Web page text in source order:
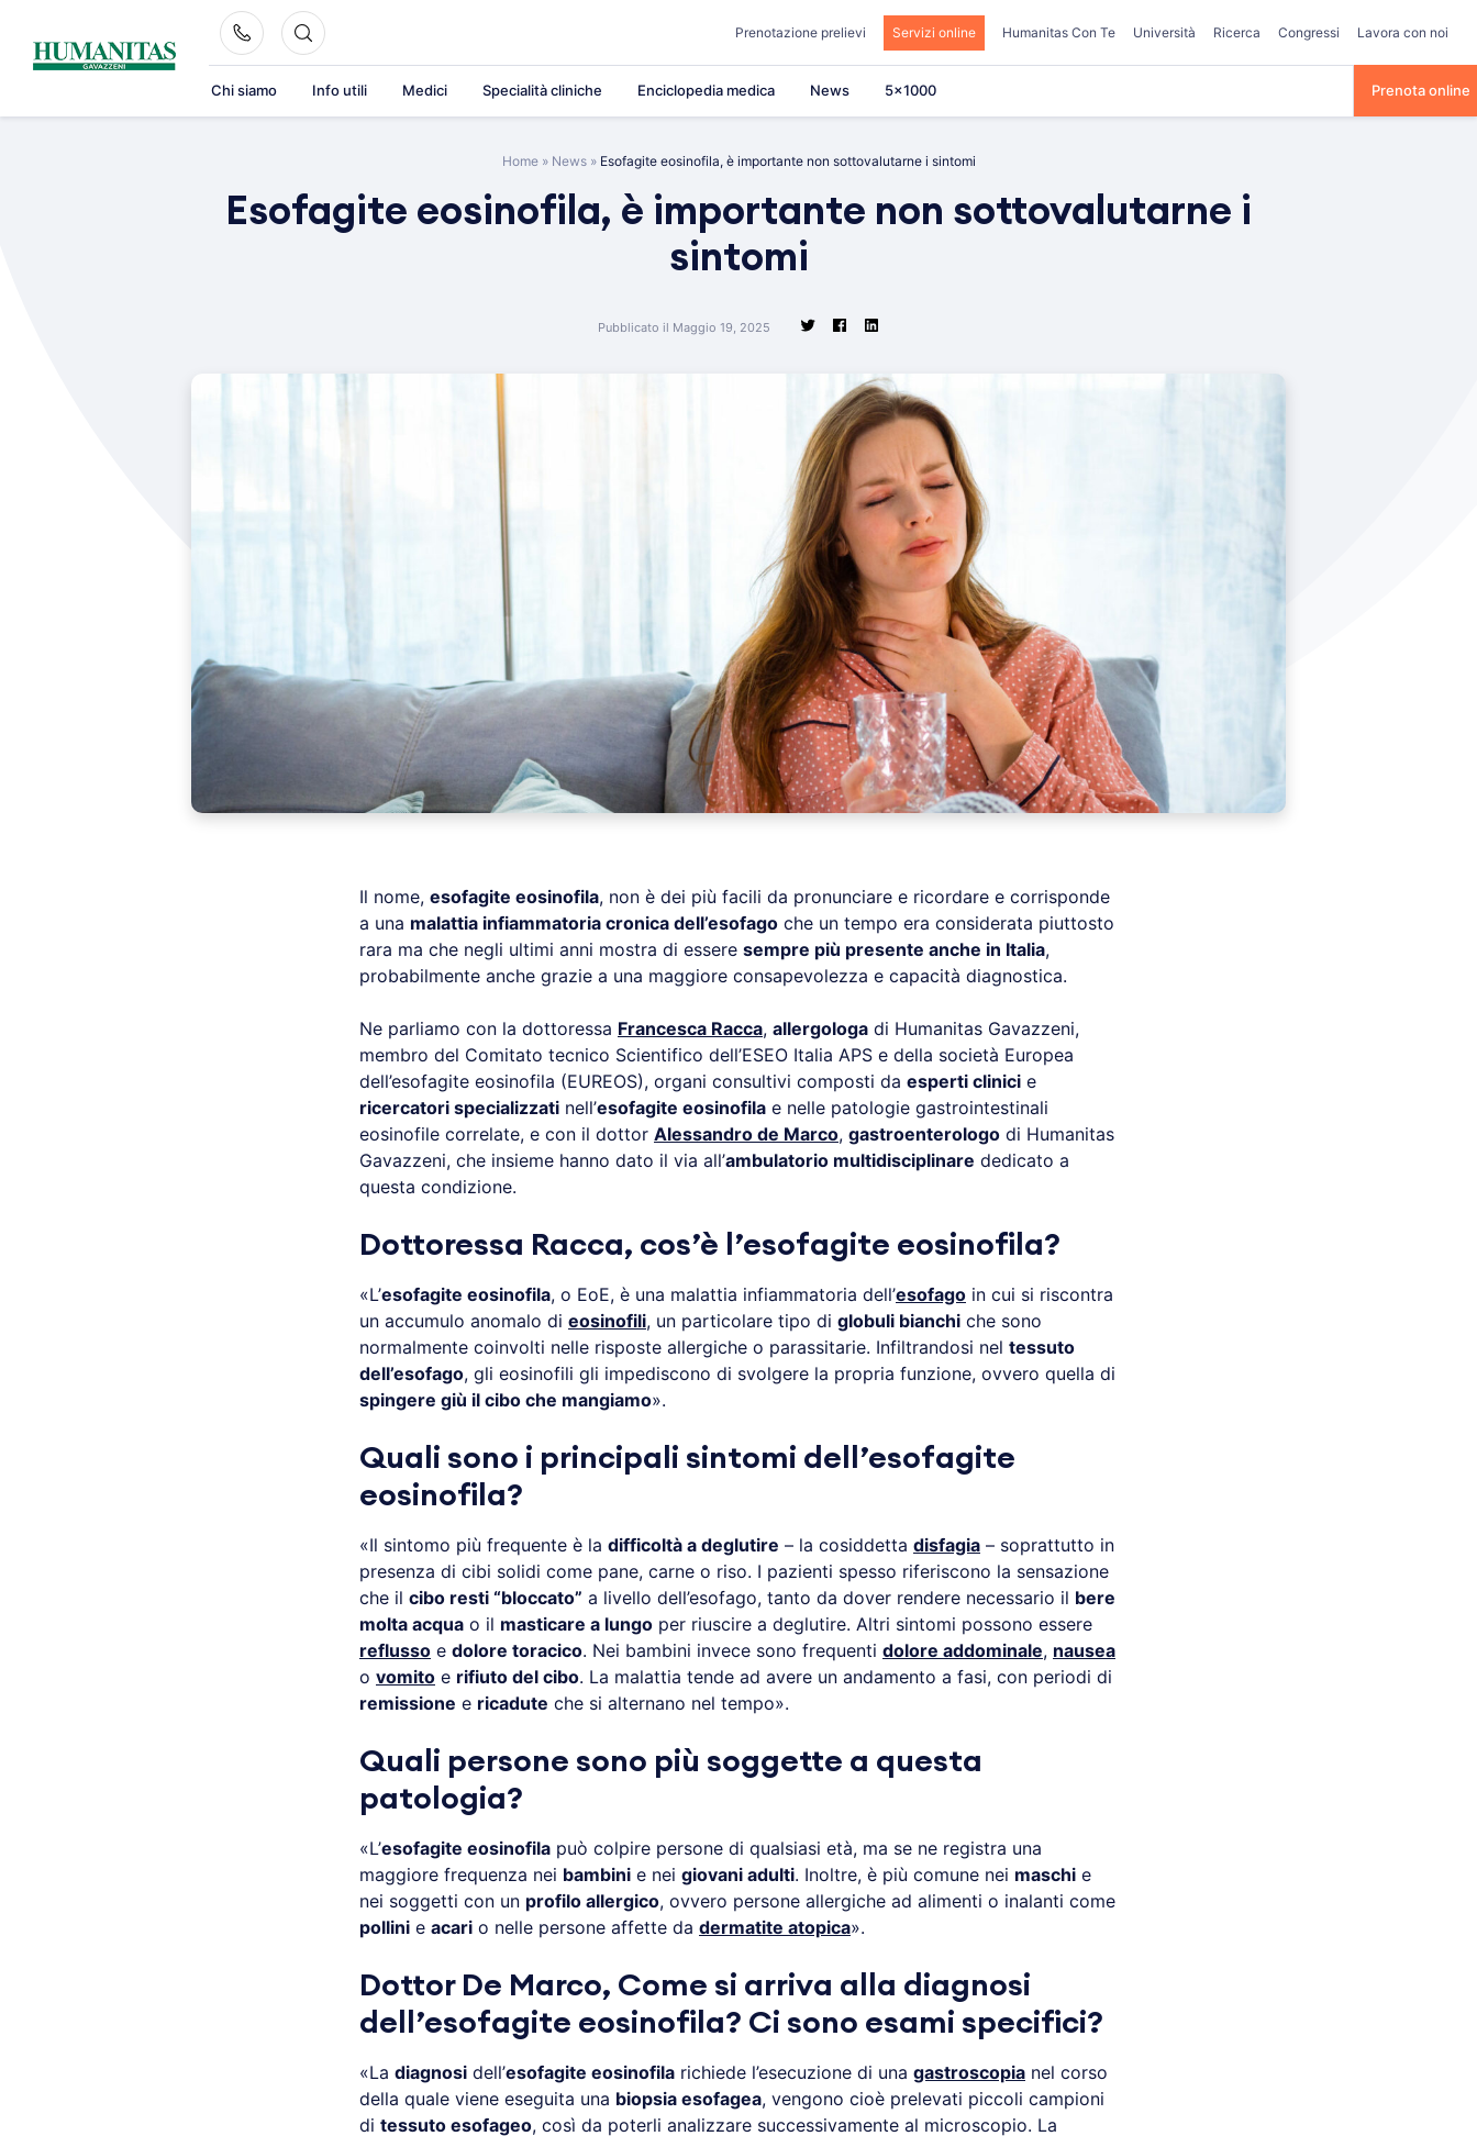
content
Prenotazione prelievi Servizi online Humanitas Con Te Università Ricerca Congressi Lavora con noi
Chi siamo Info utili Medici Specialità cliniche Enciclopedia medica News 5×1000 Prenota online
Home» News» Esofagite eosinofila, è importante non sottovalutarne i sintomi
Esofagite eosinofila, è importante non sottovalutarne i
sintomi
Pubblicato il Maggio 19, 2025
Il nome, esofagite eosinofila, non è dei più facili da pronunciare e ricordare e corrisponde
a una malattia infiammatoria cronica dell’esofago che un tempo era considerata piuttosto
rara ma che negli ultimi anni mostra di essere sempre più presente anche in Italia,
probabilmente anche grazie a una maggiore consapevolezza e capacità diagnostica.
Ne parliamo con la dottoressa Francesca Racca, allergologa di Humanitas Gavazzeni,
membro del Comitato tecnico Scientifico dell’ESEO Italia APS e della società Europea
dell’esofagite eosinofila (EUREOS), organi consultivi composti da esperti clinici e
ricercatori specializzati nell’esofagite eosinofila e nelle patologie gastrointestinali
eosinofile correlate, e con il dottor Alessandro de Marco, gastroenterologo di Humanitas
Gavazzeni, che insieme hanno dato il via all’ambulatorio multidisciplinare dedicato a
questa condizione.
Dottoressa Racca, cos’è l’esofagite eosinofila?
«L’esofagite eosinofila, o EoE, è una malattia infiammatoria dell’esofago in cui si riscontra
un accumulo anomalo di eosinofili, un particolare tipo di globuli bianchi che sono
normalmente coinvolti nelle risposte allergiche o parassitarie. Infiltrandosi nel tessuto
dell’esofago, gli eosinofili gli impediscono di svolgere la propria funzione, ovvero quella di
spingere giù il cibo che mangiamo».
Quali sono i principali sintomi dell’esofagite
eosinofila?
«Il sintomo più frequente è la difficoltà a deglutire – la cosiddetta disfagia – soprattutto in
presenza di cibi solidi come pane, carne o riso. I pazienti spesso riferiscono la sensazione
che il cibo resti “bloccato” a livello dell’esofago, tanto da dover rendere necessario il bere
molta acqua o il masticare a lungo per riuscire a deglutire. Altri sintomi possono essere
reflusso e dolore toracico. Nei bambini invece sono frequenti dolore addominale, nausea
o vomito e rifiuto del cibo. La malattia tende ad avere un andamento a fasi, con periodi di
remissione e ricadute che si alternano nel tempo».
Quali persone sono più soggette a questa
patologia?
«L’esofagite eosinofila può colpire persone di qualsiasi età, ma se ne registra una
maggiore frequenza nei bambini e nei giovani adulti. Inoltre, è più comune nei maschi e
nei soggetti con un profilo allergico, ovvero persone allergiche ad alimenti o inalanti come
pollini e acari o nelle persone affette da dermatite atopica».
Dottor De Marco, Come si arriva alla diagnosi
dell’esofagite eosinofila? Ci sono esami specifici?
«La diagnosi dell’esofagite eosinofila richiede l’esecuzione di una gastroscopia nel corso
della quale viene eseguita una biopsia esofagea, vengono cioè prelevati piccoli campioni
di tessuto esofageo, così da poterli analizzare successivamente al microscopio. La